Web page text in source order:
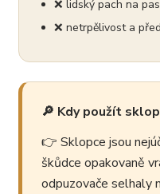
❌ lidský pach na
❌ netrpělivost a
🔎 Kdy použít
👉 Sklopce jsou
škůdce opakovaně
odpuzovače selhaly